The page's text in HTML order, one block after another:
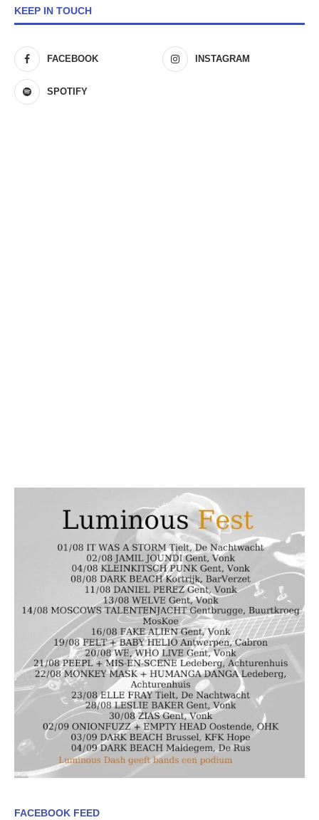
KEEP IN TOUCH
FACEBOOK INSTAGRAM
SPOTIFY
FACEBOOK FEED